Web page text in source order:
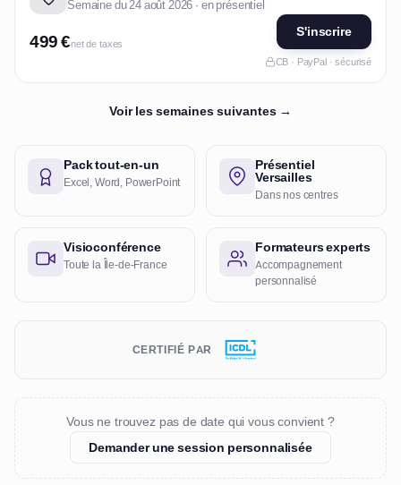
Semaine du 24 août 2026 · en présentiel
499 €net de taxes
S'inscrire
CB · PayPal · sécurisé
Voir les semaines suivantes →
Pack tout-en-un
Excel, Word, PowerPoint
Présentiel
Versailles
Dans nos centres
Visioconférence
Toute la Île-de-France
Formateurs experts
Accompagnement
personnalisé
CERTIFIÉ PAR
Vous ne trouvez pas de date qui vous convient ?
Demander une session personnalisée